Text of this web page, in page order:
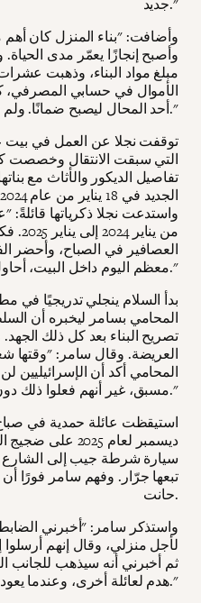
جديد."
وأضافت: "بناء المنزل كان
وأصبح إنجازًا يعمّر مدى
مبلغ مواد البناء، وذهبت
الأموال في حسابي
أحد المحال ليصبح ضمانًا. ولم نسدد الدين حتى اليوم."
توقفت نجلا عن العمل في بيت
التي سبقت الانتقال وخصصت
تفاصيل الديكور والأثاث مع
واستدعت نجلا ذكرياتها
من
العصافير في الصباح، وأحضر
معظم اليوم داخل البيت، أحاول تجميله قدر الإمكان."
المحامي بسامر ليخبره أن
تصريح البناء بعد كل ذلك
العريضة. وقال سامر: "وقتها
المحامي أكد أن الإسرائيليين
مسبق، غير أنهم فعلوا ذلك دون أي إشعار."
استيقظت عائلة حمدية في
ديسمبر لعام
سيارة شرطة جيب إلى الشارع
تبعها جرّار. وفهم سامر فورًا
حانت.
واستذكر سامر: "أخبرني
لأجل منزلي، وقال إنهم
ثم أخبرني أنه سيذهب للجانب
هدم لعائلة أخرى، وعندما يعود، سوف يشرع في هدم البيت."